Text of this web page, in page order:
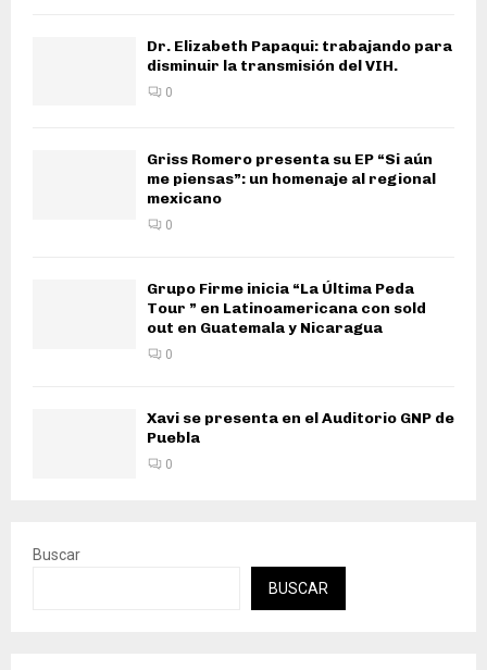
Dr. Elizabeth Papaqui: trabajando para
disminuir la transmisión del VIH.
0
Griss Romero presenta su EP “Si aún
me piensas”: un homenaje al regional
mexicano
0
Grupo Firme inicia “La Última Peda
Tour ” en Latinoamericana con sold
out en Guatemala y Nicaragua
0
Xavi se presenta en el Auditorio GNP de
Puebla
0
Buscar
BUSCAR